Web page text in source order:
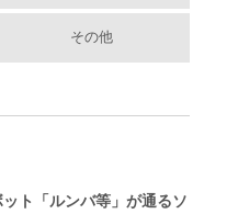
その他
ト「ルンバ等」が通るソ